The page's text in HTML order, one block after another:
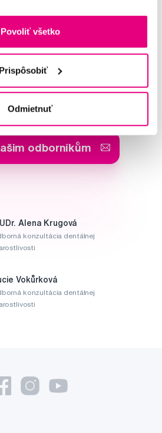
Povoliť všetko
Prispôsobiť
Odmietnuť
Na sklade > 5 ks
odborníkům
Alena Krugová
konzultácia dentálnej
Vokůrková
konzultácia dentálnej